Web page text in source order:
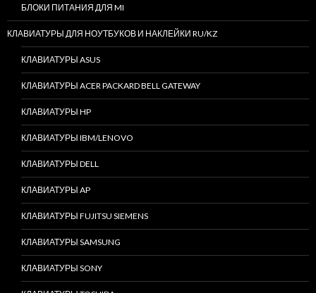
БЛОКИ ПИТАНИЯ ДЛЯ MI
КЛАВИАТУРЫ ДЛЯ НОУТБУКОВ И НАКЛЕЙКИ RU/KZ
КЛАВИАТУРЫ ASUS
КЛАВИАТУРЫ ACER PACKARD BELL GATEWAY
КЛАВИАТУРЫ HP
КЛАВИАТУРЫ IBM/LENOVO
КЛАВИАТУРЫ DELL
КЛАВИАТУРЫ AP
КЛАВИАТУРЫ FUJITSU SIEMENS
КЛАВИАТУРЫ SAMSUNG
КЛАВИАТУРЫ SONY